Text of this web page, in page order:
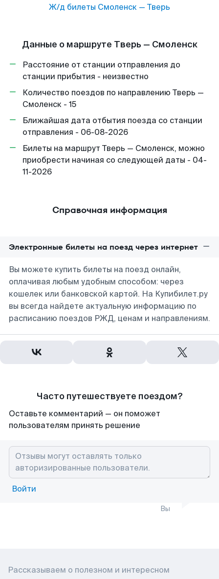
Ж/д билеты Смоленск — Тверь
Данные о маршруте Тверь — Смоленск
Расстояние от станции отправления до
станции прибытия - неизвестно
Количество поездов по направлению Тверь —
Смоленск - 15
Ближайшая дата отбытия поезда со станции
отправления - 06-08-2026
Билеты на маршрут Тверь — Смоленск, можно
приобрести начиная со следующей даты - 04-
11-2026
Справочная информация
Электронные билеты на поезд через интернет
Вы можете купить билеты на поезд онлайн,
оплачивая любым удобным способом: через
кошелек или банковской картой. На Купибилет.ру
вы всегда найдете актуальную информацию по
расписанию поездов РЖД, ценам и направлениям.
Часто путешествуете поездом?
Оставьте комментарий — он поможет
пользователям принять решение
Войти
Вы
Рассказываем о полезном и интересном